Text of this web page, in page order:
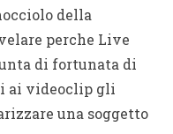
della
perche Live
di fortunata di
ai videoclip gli
una soggetto